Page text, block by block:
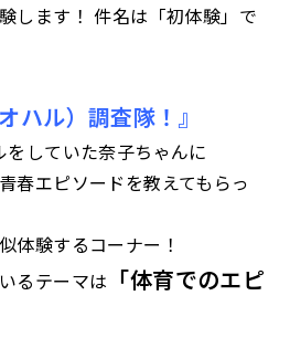
します！ 件名は「初体験」で
ハル）調査隊！』
していた奈子ちゃんに
春エピソードを教えてもらっ
体験するコーナー！
るテーマは 「体育でのエピ